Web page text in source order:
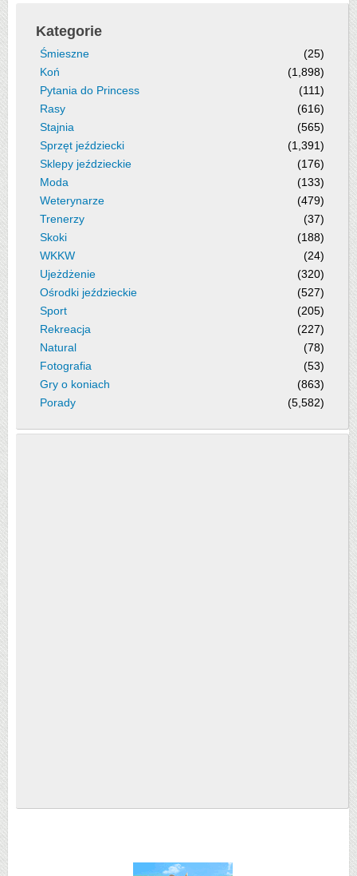
Kategorie
Śmieszne
(25)
Koń
(1,898)
Pytania do Princess
(111)
Rasy
(616)
Stajnia
(565)
Sprzęt jeździecki
(1,391)
Sklepy jeździeckie
(176)
Moda
(133)
Weterynarze
(479)
Trenerzy
(37)
Skoki
(188)
WKKW
(24)
Ujeżdżenie
(320)
Ośrodki jeździeckie
(527)
Sport
(205)
Rekreacja
(227)
Natural
(78)
Fotografia
(53)
Gry o koniach
(863)
Porady
(5,582)